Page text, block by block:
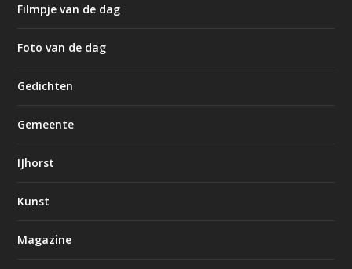
Filmpje van de dag
Foto van de dag
Gedichten
Gemeente
IJhorst
Kunst
Magazine